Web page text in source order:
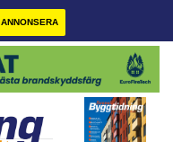
ANNONSERA